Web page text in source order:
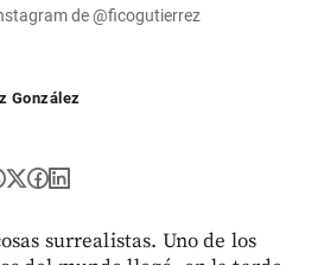
de @ficogutierrez
González
surrealistas. Uno de los